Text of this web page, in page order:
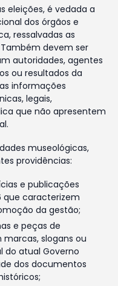
eleições, é vedada a
dos órgãos e
ressalvadas as
devem ser
autoridades, agentes
ou resultados da
informações
legais,
que não apresentem
museológicas,
providências:
e publicações
que caracterizem
da gestão;
e peças de
slogans ou
do atual Governo
dos documentos